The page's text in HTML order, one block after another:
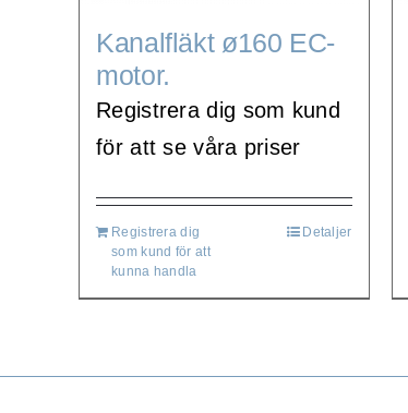
Kanalfläkt ø160 EC-
motor.
Registrera dig som kund
för att se våra priser
Registrera dig
som kund för att
kunna handla
Detaljer